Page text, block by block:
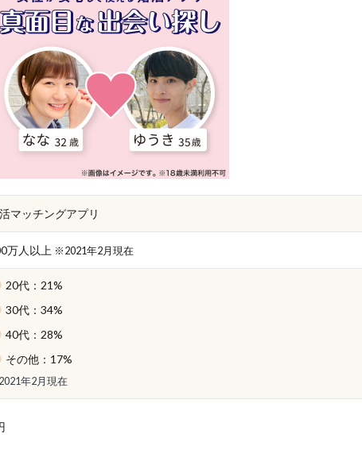
マッチングアプリ
万人以上 ※2021年2月現在
20代：21%
30代：34%
40代：28%
その他：17%
年2月現在